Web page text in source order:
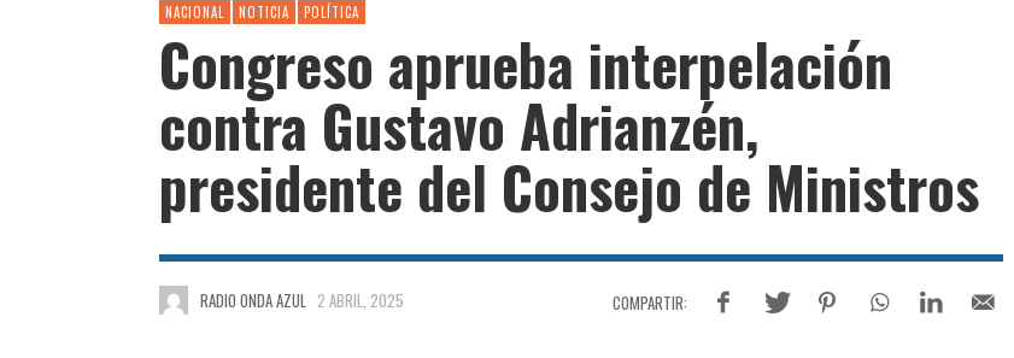
NACIONAL NOTICIA POLÍTICA
Congreso aprueba interpelación
contra Gustavo Adrianzén,
presidente del Consejo de Ministros
RADIO ONDA AZUL 2 ABRIL, 2025